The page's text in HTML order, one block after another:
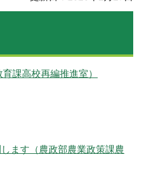
課高校再編推進室）
ます（農政部農業政策課農